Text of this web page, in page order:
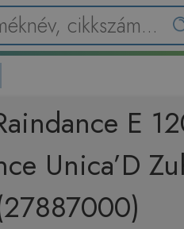
E
Unica’D